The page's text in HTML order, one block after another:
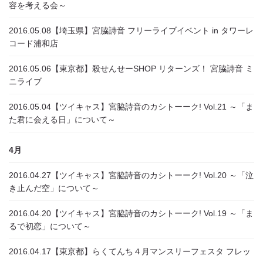
容を考える会～
2016.05.08 【埼玉県】宮脇詩音 フリーライブイベント in タワーレ
コード浦和店
2016.05.06 【東京都】殺せんせーSHOP リターンズ！ 宮脇詩音 ミ
ニライブ
2016.05.04 【ツイキャス】宮脇詩音のカシトーーク! Vol.21 ～「ま
た君に会える日」について～
4月
2016.04.27 【ツイキャス】宮脇詩音のカシトーーク! Vol.20 ～「泣
き止んだ空」について～
2016.04.20 【ツイキャス】宮脇詩音のカシトーーク! Vol.19 ～「ま
るで初恋」について～
2016.04.17 【東京都】らくてんち４月マンスリーフェスタ フレッ